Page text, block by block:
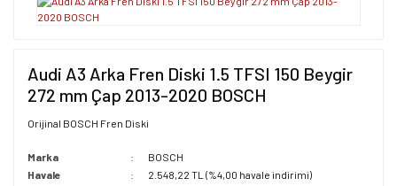
Audi A3 Arka Fren Diski 1.5 TFSI 150 Beygir
272 mm Çap 2013-2020 BOSCH
Orijinal BOSCH Fren Diski
Marka
BOSCH
Havale
2.548,22 TL (%4,00 havale indirimi)